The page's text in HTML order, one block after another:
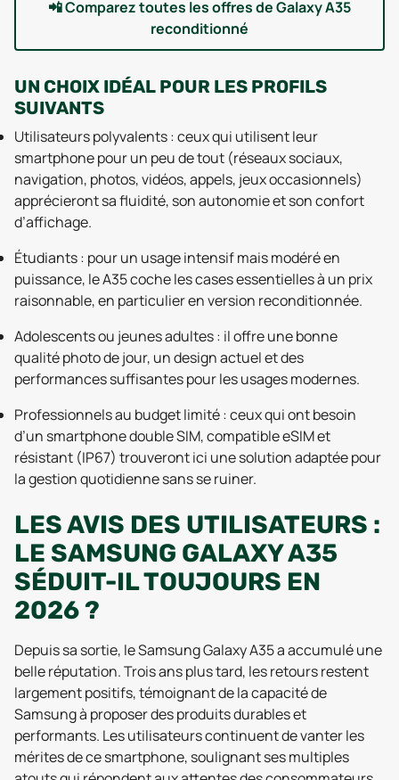
📲Comparez toutes les offres de Galaxy A35
reconditionné
UN CHOIX IDÉAL POUR LES PROFILS
SUIVANTS
Utilisateurs polyvalents : ceux qui utilisent leur
smartphone pour un peu de tout (réseaux sociaux,
navigation, photos, vidéos, appels, jeux occasionnels)
apprécieront sa fluidité, son autonomie et son confort
d’affichage.
Étudiants : pour un usage intensif mais modéré en
puissance, le A35 coche les cases essentielles à un prix
raisonnable, en particulier en version reconditionnée.
Adolescents ou jeunes adultes : il offre une bonne
qualité photo de jour, un design actuel et des
performances suffisantes pour les usages modernes.
Professionnels au budget limité : ceux qui ont besoin
d’un smartphone double SIM, compatible eSIM et
résistant (IP67) trouveront ici une solution adaptée pour
la gestion quotidienne sans se ruiner.
LES AVIS DES UTILISATEURS :
LE SAMSUNG GALAXY A35
SÉDUIT-IL TOUJOURS EN
2026 ?
Depuis sa sortie, le Samsung Galaxy A35 a accumulé une
belle réputation. Trois ans plus tard, les retours restent
largement positifs, témoignant de la capacité de
Samsung à proposer des produits durables et
performants. Les utilisateurs continuent de vanter les
mérites de ce smartphone, soulignant ses multiples